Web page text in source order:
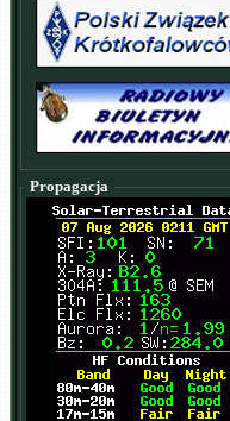
Propagacja